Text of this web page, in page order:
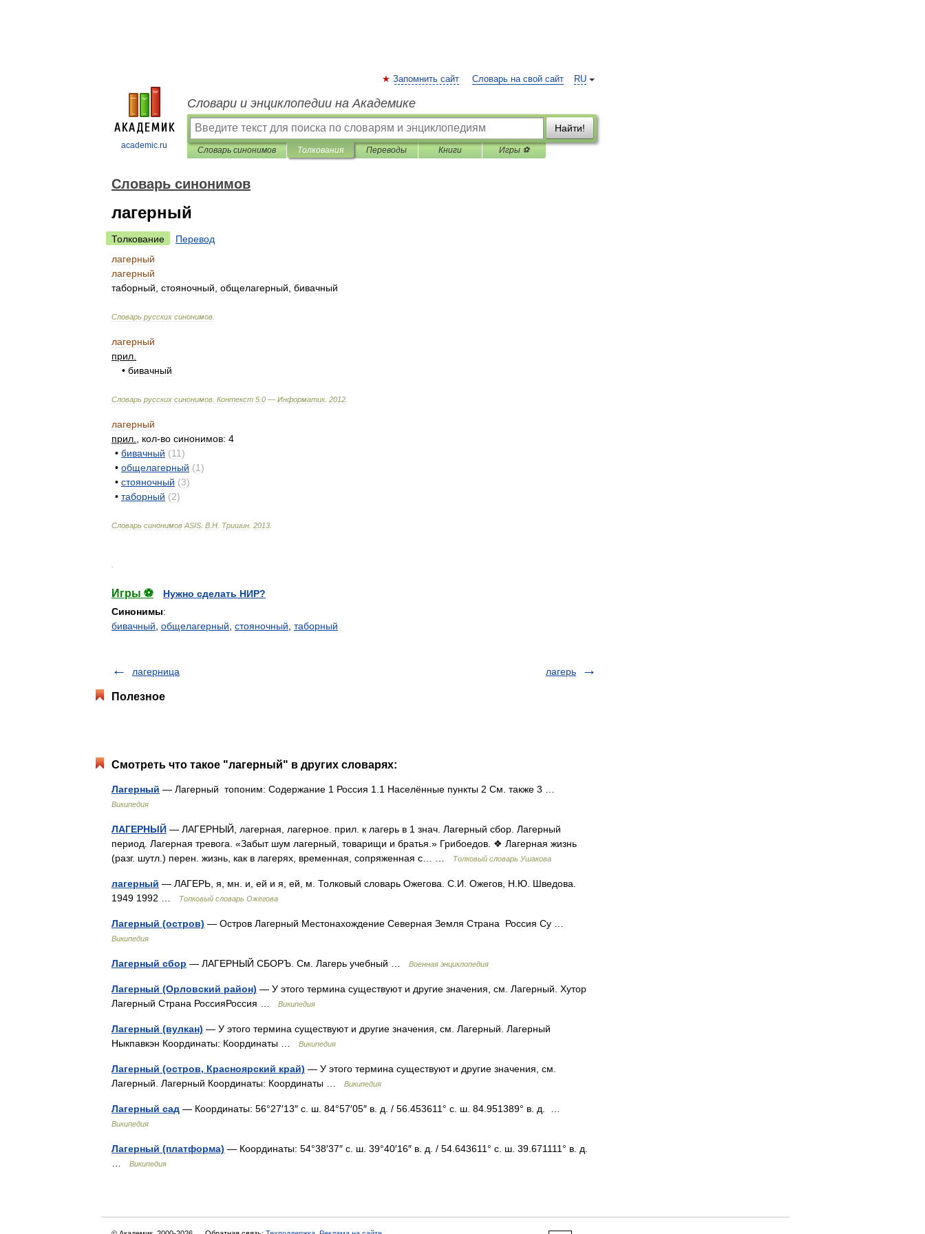
academic.ru
RU
Запомнить сайт Словарь на свой сайт
Словари и энциклопедии на Академике
Найти!
Словарь синонимов Толкования Переводы Книги Игры ⚽
Словарь синонимов
лагерный
Толкование
Перевод
лагерный
лагерный
таборный стояночный общелагерный бивачный
Словарь русских синонимов
лагерный
прил
• бивачный
Словарь русских синонимов Контекст 5 0 — Информатик. 2012
лагерный
прил
кол-во синонимов: 4
• бивачный (11)
• общелагерный (1)
• стояночный (3)
• таборный (2)
Словарь синонимов ASIS В Н Тришин 2013
Игры ⚽
Нужно сделать НИР?
Синонимы:
бивачный общелагерный стояночный таборный
лагерница лагерь
Полезное
Смотреть что такое "лагерный" в других словарях:
Лагерный — Лагерный топоним: Содержание 1 Россия 1.1 Населённые пункты 2 См. также 3 …
Википедия
ЛАГЕРНЫЙ — ЛАГЕРНЫЙ, лагерная, лагерное. прил. к лагерь в 1 знач. Лагерный сбор. Лагерный
период. Лагерная тревога. «Забыт шум лагерный, товарищи и братья.» Грибоедов. ❖ Лагерная жизнь
(разг. шутл.) перен. жизнь, как в лагерях, временная, сопряженная с… …
Толковый словарь Ушакова
лагерный — ЛАГЕРЬ, я, мн. и, ей и я, ей, м. Толковый словарь Ожегова. С.И. Ожегов, Н.Ю. Шведова.
1949 1992 …
Толковый словарь Ожегова
Лагерный (остров) — Остров Лагерный Местонахождение Северная Земля Страна Россия Су …
Википедия
Лагерный сбор — ЛАГЕРНЫЙ СБОРЪ. См. Лагерь учебный … Военная энциклопедия
Лагерный (Орловский район) — У этого термина существуют и другие значения, см. Лагерный. Хутор
Лагерный Страна РоссияРоссия …
Википедия
Лагерный (вулкан) — У этого термина существуют и другие значения, см. Лагерный. Лагерный
Ныкпавкэн Координаты: Координаты …
Википедия
Лагерный (остров, Красноярский край) — У этого термина существуют и другие значения, см.
Лагерный. Лагерный Координаты: Координаты …
Википедия
Лагерный сад — Координаты: 56°27′13″ с. ш. 84°57′05″ в. д. / 56.453611° с. ш. 84.951389° в. д. …
Википедия
Лагерный (платформа) — Координаты: 54°38′37″ с. ш. 39°40′16″ в. д. / 54.643611° с. ш. 39.671111° в. д.
Википедия